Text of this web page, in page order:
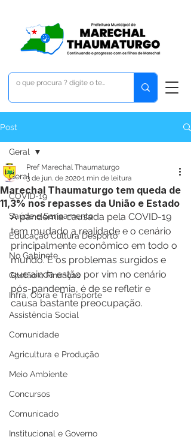
Post
Geral
COVID-19
Saúde e Saneamento
Educação Cultura Desporto
No Gabinete
Gestão e Finanças
Infra, Obra e Transporte
Assistência Social
Comunidade
Agricultura e Produção
Meio Ambiente
Concursos
Comunicado
Institucional e Governo
Geral
Marechal Thaumaturgo tem queda de
11,3% nos repasses da União e Estado
Pref Marechal Thaumaturgo
3 de jun. de 20201 min de leitura
A pandemia causada pela COVID-19
tem mudado a realidade e o cenário
principalmente econômico em todo o
mundo. E os problemas surgidos e
que ainda estão por vim no cenário
pós-pandemia, é de se refletir e
causa bastante preocupação.